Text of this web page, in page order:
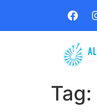
Tag: